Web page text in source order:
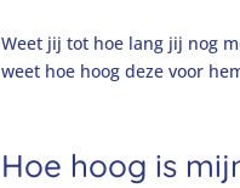
Weet jij tot hoe lang jij nog
weet hoe hoog deze voor
Hoe hoog is